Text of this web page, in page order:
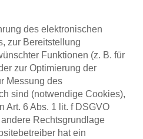
des elektronischen
zur Bereitstellung
Funktionen (z. B. für
zur Optimierung der
Messung des
sind (notwendige Cookies),
Art. 6 Abs. 1 lit. f DSGVO
Rechtsgrundlage
hat ein